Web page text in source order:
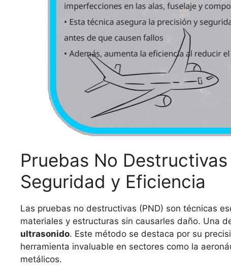
Pruebas No
Seguridad y Eficiencia
Las pruebas no destructivas (PND) son técnicas
materiales y estructuras sin causarles daño. Una
ultrasonido. Este método se destaca por su
herramienta invaluable en sectores como la
metálicos.